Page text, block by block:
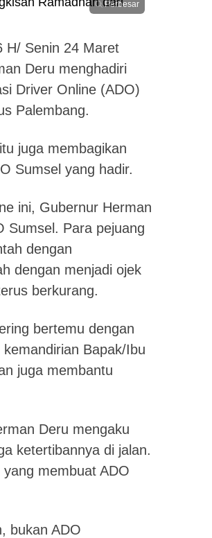
Perbesar
H/ Senin 24 Maret
Deru menghadiri
Driver Online (ADO)
Palembang.
juga membagikan
Sumsel yang hadir.
ini, Gubernur Herman
Sumsel. Para pejuang
dengan
dengan menjadi ojek
berkurang.
bertemu dengan
Bapak/Ibu
juga membantu
Deru mengaku
ketertibannya di jalan.
membuat ADO
bukan ADO